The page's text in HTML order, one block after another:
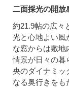
二面採光の開放
約21.9帖の広々
光と心地よい風
な窓からは敷地
情景が日々の暮
央のダイナミッ
なる奥行きをも